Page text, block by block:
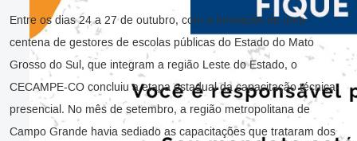
Entre os dias 24 a 27 de outubro, com a formação de uma
centena de gestores de escolas públicas do Estado do Mato
Grosso do Sul, que integram a região Leste do Estado, o
CECAMPE-CO concluiu a etapa estadual da capacitação técnica-
presencial. No mês de setembro, a região metropolitana de
Campo Grande havia sediado as capacitações que trataram dos